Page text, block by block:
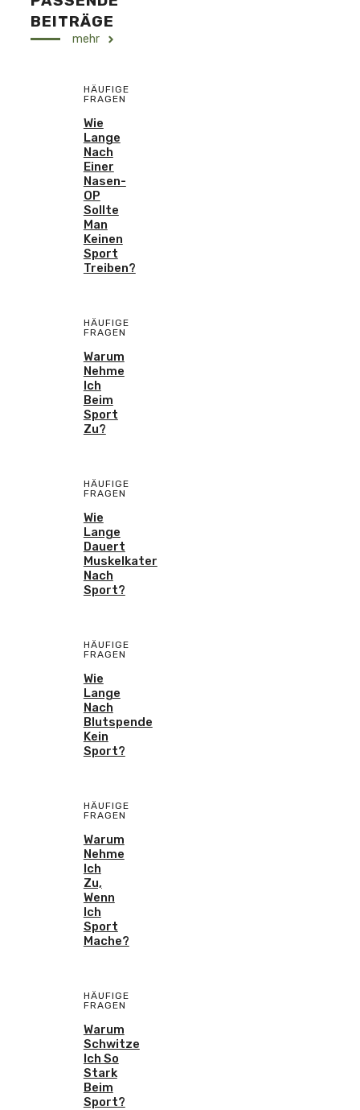
BEITRÄGE
mehr
HÄUFIGE
FRAGEN
Wie
Lange
Nach
Einer
Nasen-
OP
Sollte
Man
Keinen
Sport
Treiben?
HÄUFIGE
FRAGEN
Warum
Nehme
Ich
Beim
Sport
Zu?
HÄUFIGE
FRAGEN
Wie
Lange
Dauert
Muskelkater
Nach
Sport?
HÄUFIGE
FRAGEN
Wie
Lange
Nach
Blutspende
Kein
Sport?
HÄUFIGE
FRAGEN
Warum
Nehme
Ich
Zu,
Wenn
Ich
Sport
Mache?
HÄUFIGE
FRAGEN
Warum
Schwitze
Ich So
Stark
Beim
Sport?